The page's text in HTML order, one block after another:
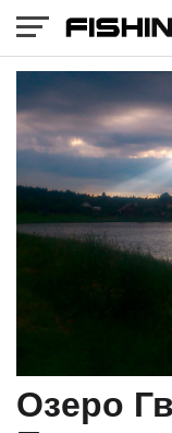
Озеро